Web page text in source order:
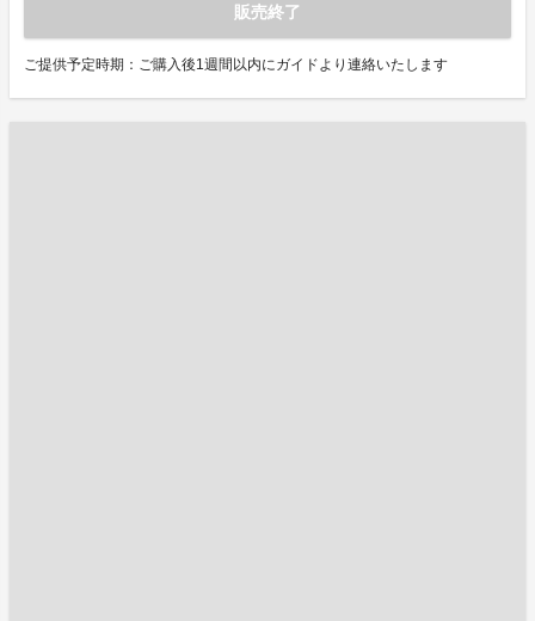
販売終了
ご提供予定時期：ご購入後1週間以内にガイドより連絡いたします